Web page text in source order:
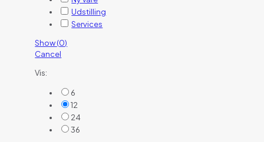
Udstilling
Services
Show(0)
Cancel
Vis:
6
12
24
36